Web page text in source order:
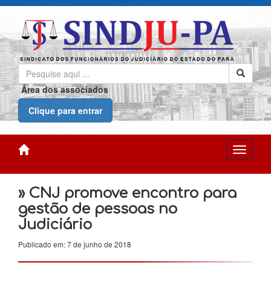
Área dos associados
Clique para entrar
» CNJ promove encontro para
gestão de pessoas no
Judiciário
Publicado em: 7 de junho de 2018